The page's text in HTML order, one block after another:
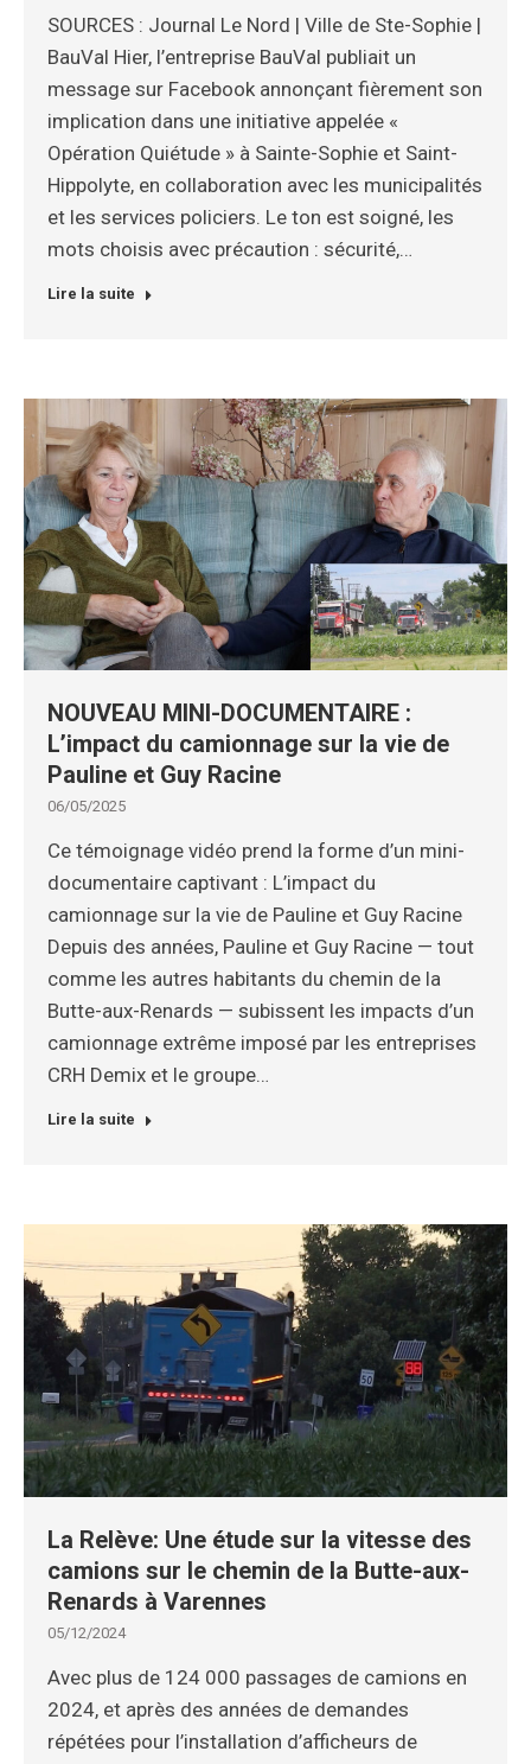
SOURCES : Journal Le Nord | Ville de Ste-Sophie |
BauVal Hier, l’entreprise BauVal publiait un
message sur Facebook annonçant fièrement son
implication dans une initiative appelée «
Opération Quiétude » à Sainte-Sophie et Saint-
Hippolyte, en collaboration avec les municipalités
et les services policiers. Le ton est soigné, les
mots choisis avec précaution : sécurité,…
Lire la suite
NOUVEAU MINI-DOCUMENTAIRE :
L’impact du camionnage sur la vie de
Pauline et Guy Racine
06/05/2025
Ce témoignage vidéo prend la forme d’un mini-
documentaire captivant : L’impact du
camionnage sur la vie de Pauline et Guy Racine
Depuis des années, Pauline et Guy Racine — tout
comme les autres habitants du chemin de la
Butte-aux-Renards — subissent les impacts d’un
camionnage extrême imposé par les entreprises
CRH Demix et le groupe…
Lire la suite
La Relève: Une étude sur la vitesse des
camions sur le chemin de la Butte-aux-
Renards à Varennes
05/12/2024
Avec plus de 124 000 passages de camions en
2024, et après des années de demandes
répétées pour l’installation d’afficheurs de